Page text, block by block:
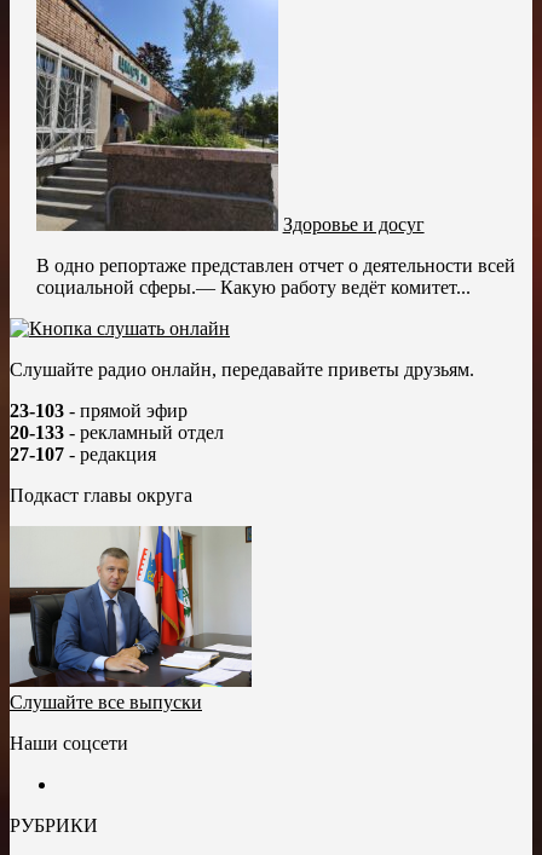
Здоровье и досуг
В одно репортаже представлен отчет о деятельности всей
социальной сферы.— Какую работу ведёт комитет...
Слушайте радио онлайн, передавайте приветы друзьям.
23-103 - прямой эфир
20-133 - рекламный отдел
27-107 - редакция
Подкаст главы округа
Слушайте все выпуски
Наши соцсети
РУБРИКИ